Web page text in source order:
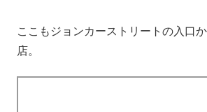
ここもジョンカーストリートの入口
店。